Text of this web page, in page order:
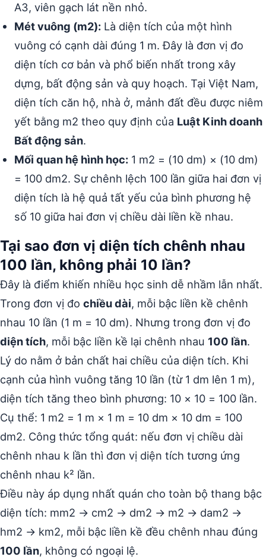
A3, viên gạch lát nền nhỏ.
Mét vuông (m2): Là diện tích của một hình
vuông có cạnh dài đúng 1 m. Đây là đơn vị đo
diện tích cơ bản và phổ biến nhất trong xây
dựng, bất động sản và quy hoạch. Tại Việt Nam,
diện tích căn hộ, nhà ở, mảnh đất đều được niêm
yết bằng m2 theo quy định của Luật Kinh doanh
Bất động sản.
Mối quan hệ hình học: 1 m2 = (10 dm) × (10 dm)
= 100 dm2. Sự chênh lệch 100 lần giữa hai đơn vị
diện tích là hệ quả tất yếu của bình phương hệ
số 10 giữa hai đơn vị chiều dài liền kề nhau.
Tại sao đơn vị diện tích chênh nhau
100 lần, không phải 10 lần?
Đây là điểm khiến nhiều học sinh dễ nhầm lẫn nhất.
Trong đơn vị đo chiều dài, mỗi bậc liền kề chênh
nhau 10 lần (1 m = 10 dm). Nhưng trong đơn vị đo
diện tích, mỗi bậc liền kề lại chênh nhau 100 lần.
Lý do nằm ở bản chất hai chiều của diện tích. Khi
cạnh của hình vuông tăng 10 lần (từ 1 dm lên 1 m),
diện tích tăng theo bình phương: 10 × 10 = 100 lần.
Cụ thể: 1 m2 = 1 m × 1 m = 10 dm × 10 dm = 100
dm2. Công thức tổng quát: nếu đơn vị chiều dài
chênh nhau k lần thì đơn vị diện tích tương ứng
chênh nhau k² lần.
Điều này áp dụng nhất quán cho toàn bộ thang bậc
diện tích: mm2 → cm2 → dm2 → m2 → dam2 →
hm2 → km2, mỗi bậc liền kề đều chênh nhau đúng
100 lần, không có ngoại lệ.